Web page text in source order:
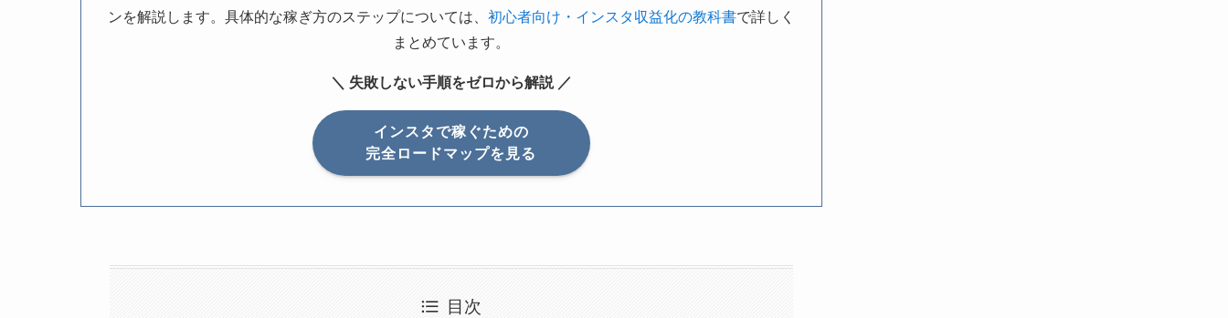
ンを解説します。具体的な稼ぎ方のステップについては、 初心者向け・インスタ収益化の教科書で詳しく
まとめています。
＼ 失敗しない手順をゼロから解説 ／
インスタで稼ぐための
完全ロードマップを見る
目次